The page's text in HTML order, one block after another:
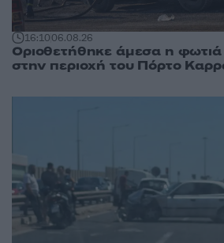
16:1006.08.26
Οριοθετήθηκε άμεσα η φωτιά
στην περιοχή του Πόρτο